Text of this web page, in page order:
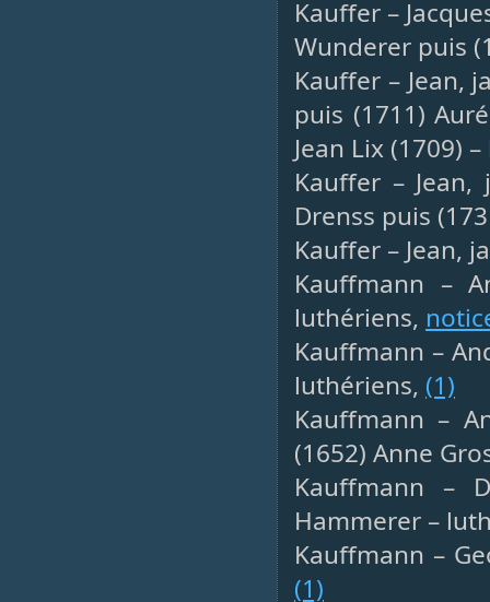
Kauffer –
Wunderer puis
Kauffer – Jean,
puis (1711)
Jean Lix (1709)
Kauffer –
Drenss puis
Kauffer – Jean,
Kauffmann –
luthériens,
Kauffmann –
luthériens, (1)
Kauffmann –
(1652) Anne
Kauffmann –
Hammerer –
Kauffmann –
(1)